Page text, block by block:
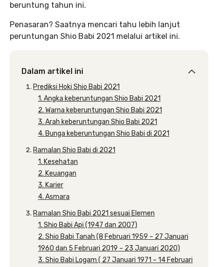
beruntung tahun ini.
Penasaran? Saatnya mencari tahu lebih lanjut
peruntungan Shio Babi 2021 melalui artikel ini.
Dalam artikel ini
Prediksi Hoki Shio Babi 2021
1. Angka keberuntungan Shio Babi 2021
2. Warna keberuntungan Shio Babi 2021
3. Arah keberuntungan Shio Babi 2021
4. Bunga keberuntungan Shio Babi di 2021
Ramalan Shio Babi di 2021
1. Kesehatan
2. Keuangan
3. Karier
4. Asmara
Ramalan Shio Babi 2021 sesuai Elemen
1. Shio Babi Api (1947 dan 2007)
2. Shio Babi Tanah (8 Februari 1959 – 27 Januari
1960 dan 5 Februari 2019 – 23 Januari 2020)
3. Shio Babi Logam ( 27 Januari 1971 – 14 Februari